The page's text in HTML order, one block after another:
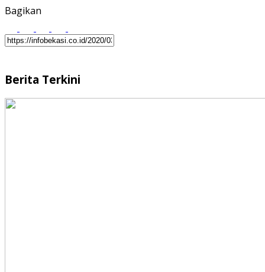
Bagikan
Berita Terkini